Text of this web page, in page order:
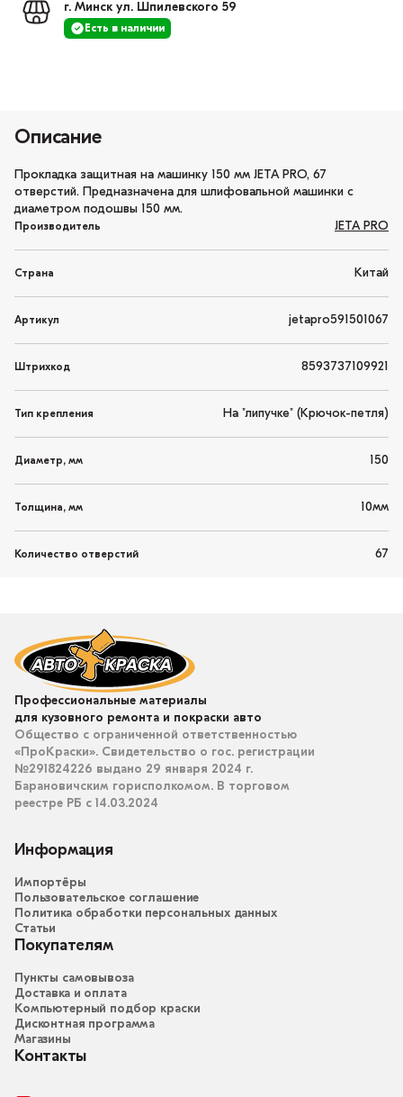
г. Минск ул. Шпилевского 59
Есть в наличии
Описание
Прокладка защитная на машинку 150 мм JETA PRO, 67
отверстий. Предназначена для шлифовальной машинки с
диаметром подошвы 150 мм.
Производитель JETA PRO
Страна Китай
Артикул jetapro591501067
Штрихкод 8593737109921
Тип крепления На "липучке" (Крючок-петля)
Диаметр, мм 150
Толщина, мм 10мм
Количество отверстий 67
Профессиональные материалы
для кузовного ремонта и покраски авто
Общество с ограниченной ответственностью
«ПроКраски». Свидетельство о гос. регистрации
№291824226 выдано 29 января 2024 г.
Барановичским горисполкомом. В торговом
реестре РБ с 14.03.2024
Информация
Импортёры
Пользовательское соглашение
Политика обработки персональных данных
Статьи
Покупателям
Пункты самовывоза
Доставка и оплата
Компьютерный подбор краски
Дисконтная программа
Магазины
Контакты